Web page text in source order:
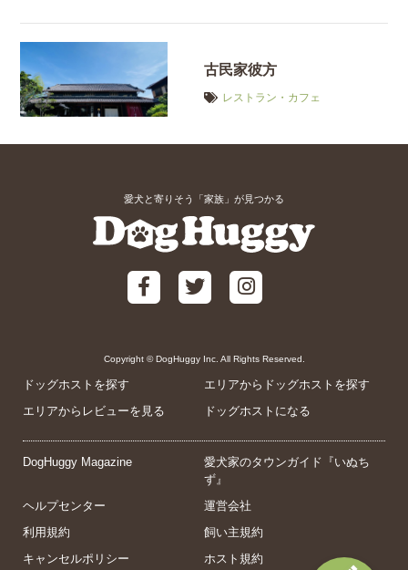
古民家彼方
レストラン・カフェ
愛犬と寄りそう「家族」が見つかる
Copyright © DogHuggy Inc. All Rights Reserved.
ドッグホストを探す
エリアからドッグホストを探す
エリアからレビューを見る
ドッグホストになる
DogHuggy Magazine
愛犬家のタウンガイド『いぬち
ず』
ヘルプセンター
運営会社
利用規約
飼い主規約
キャンセルポリシー
ホスト規約